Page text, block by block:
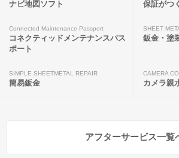
ナビ地図ソフト 保証がつ
Connected Maintenance Passport
コネクティッドメンテナンスパス
ポート
SHEET
鈑金・塗
SIMPLE SHEETMETAL REPAIR
簡易鈑金
CAMERA
カメラ親
アフターサービス一覧